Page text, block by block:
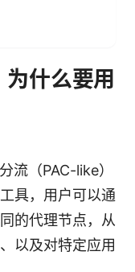
什么要用
流（PAC-like）
具，用户可以通
的代理节点，从
以及对特定应用